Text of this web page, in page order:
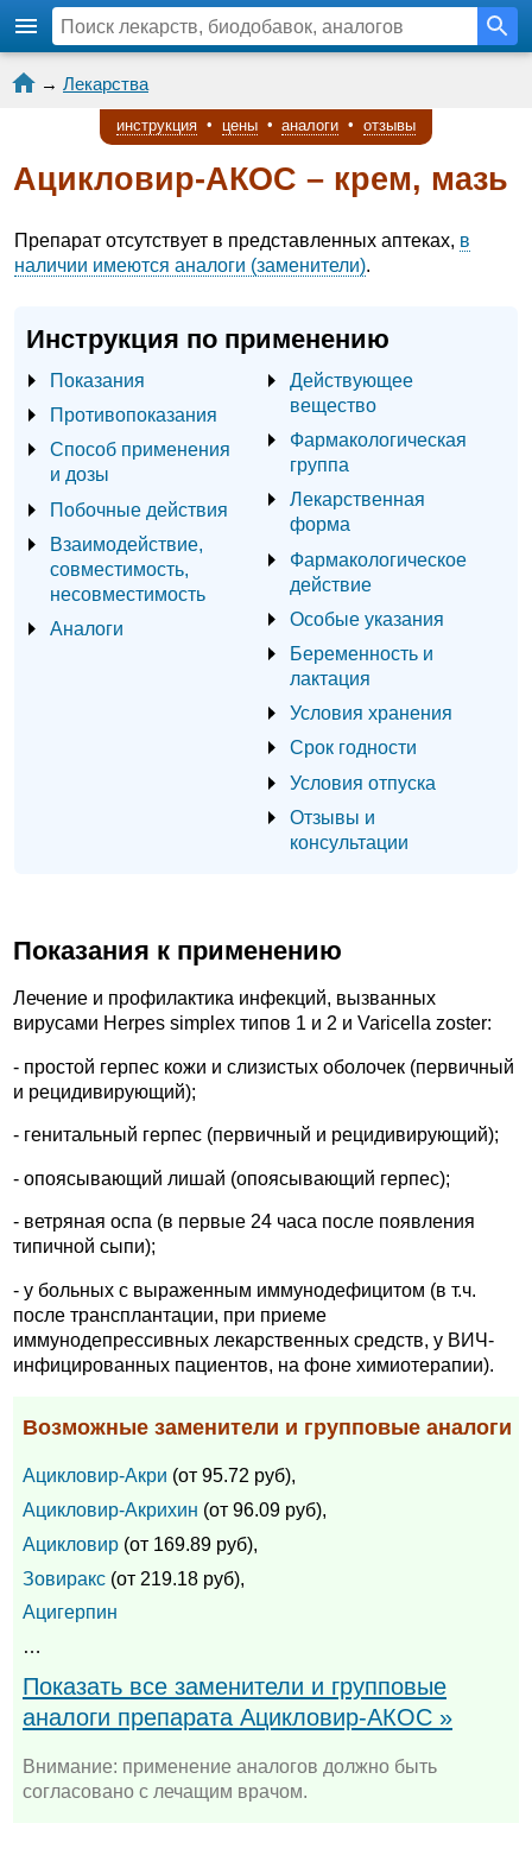
→ Лекарства
инструкция • цены • аналоги • отзывы
Ацикловир-АКОС – крем, мазь
Препарат отсутствует в представленных аптеках, в
наличии имеются аналоги (заменители).
Инструкция по применению
Показания
Противопоказания
Способ применения
и дозы
Побочные действия
Взаимодействие,
совместимость,
несовместимость
Аналоги
Действующее
вещество
Фармакологическая
группа
Лекарственная
форма
Фармакологическое
действие
Особые указания
Беременность и
лактация
Условия хранения
Срок годности
Условия отпуска
Отзывы и
консультации
Показания к применению
Лечение и профилактика инфекций, вызванных
вирусами Herpes simplex типов 1 и 2 и Varicella zoster:
- простой герпес кожи и слизистых оболочек (первичный
и рецидивирующий);
- генитальный герпес (первичный и рецидивирующий);
- опоясывающий лишай (опоясывающий герпес);
- ветряная оспа (в первые 24 часа после появления
типичной сыпи);
- у больных с выраженным иммунодефицитом (в т.ч.
после трансплантации, при приеме
иммунодепрессивных лекарственных средств, у ВИЧ-
инфицированных пациентов, на фоне химиотерапии).
Возможные заменители и групповые аналоги
Ацикловир-Акри (от 95.72 руб),
Ацикловир-Акрихин (от 96.09 руб),
Ацикловир (от 169.89 руб),
Зовиракс (от 219.18 руб),
Ацигерпин
…
Показать все заменители и групповые
аналоги препарата Ацикловир-АКОС »
Внимание: применение аналогов должно быть
согласовано с лечащим врачом.